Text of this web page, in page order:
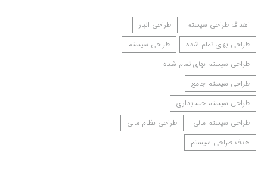
اهداف طراحی سیستم
طراحی انبار
طراحی بهای تمام شده
طراحی سیستم
طراحی سیستم بهای تمام شده
طراحی سیستم جامع
طراحی سیستم حسابداری
طراحی سیستم مالی
طراحی نظام مالی
هدف طراحی سیستم